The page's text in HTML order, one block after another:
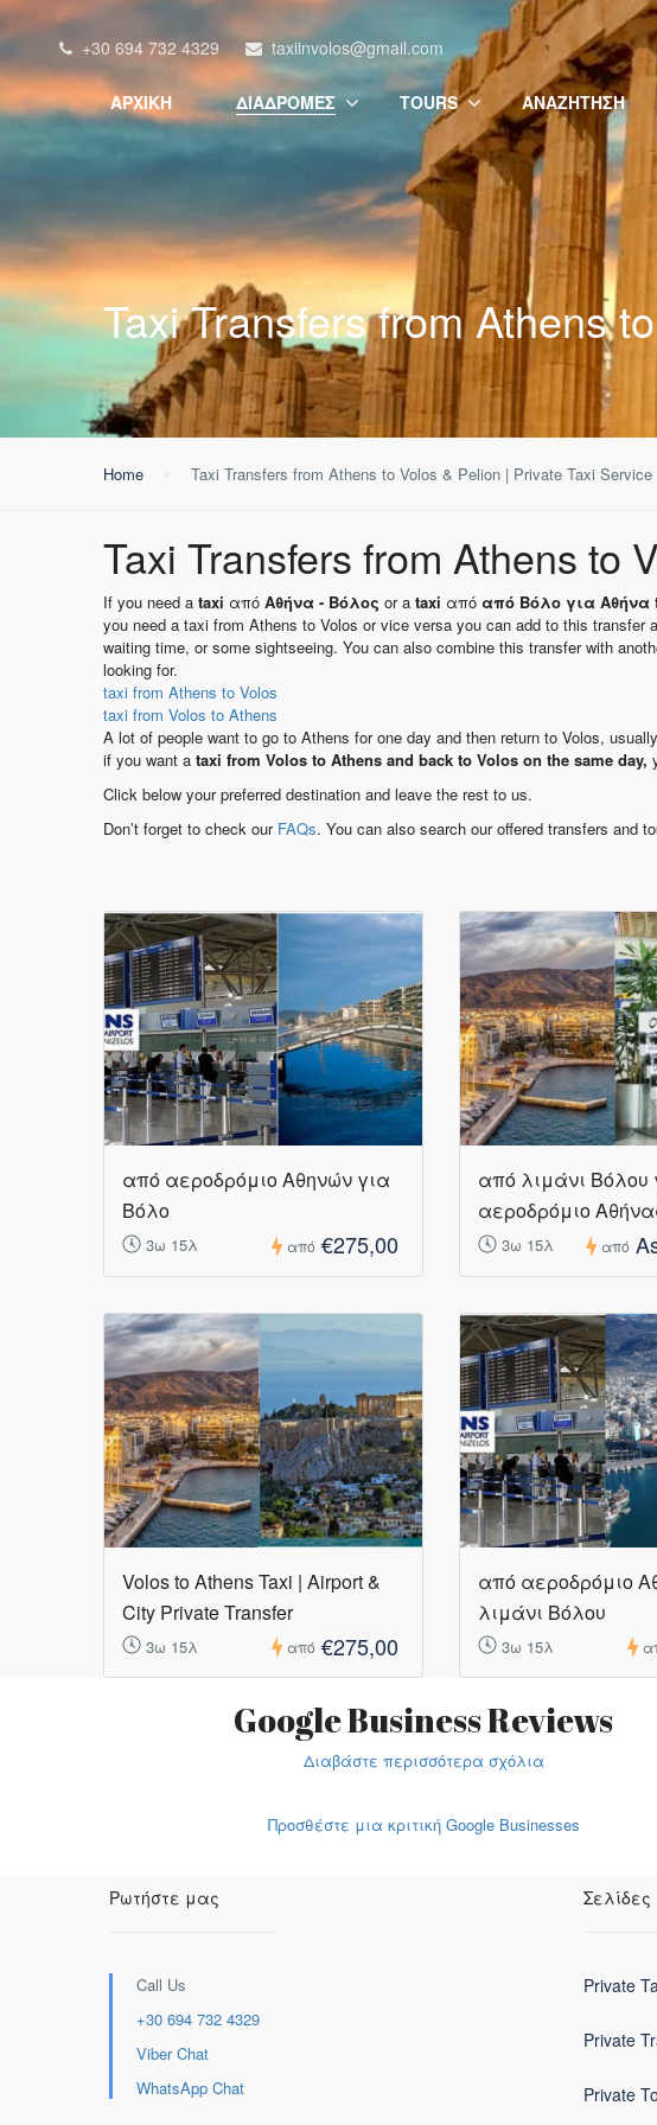
+30 694 732 4329 taxiinvolos@gmail.com
ΑΡΧΙΚΉ ΔΙΑΔΡΟΜΈΣ TOURS ΑΝΑΖΉΤΗΣΗ
Taxi Transfers from Athens
Home Taxi Transfers from Athens to Volos & Pelion | Private Taxi Service
Taxi Transfers from Athens to
If you need a taxi από Αθήνα - Βόλος or a taxi από από Βόλο για Αθήνα
you need a taxi from Athens to Volos or vice versa you can add to this
waiting time, or some sightseeing. You can also combine this transfer with
looking for.
taxi from Athens to Volos
taxi from Volos to Athens
A lot of people want to go to Athens for one day and then return to Volos,
if you want a taxi from Volos to Athens and back to Volos on the same day,
Click below your preferred destination and leave the rest to us.
Don’t forget to check our FAQs. You can also search our offered transfers and
από αεροδρόμιο Αθηνών για
Βόλο
3ω 15λ από €275,00
από λιμάνι Βόλου
αεροδρόμιο
3ω 15λ από
Volos to Athens Taxi | Airport &
City Private Transfer
3ω 15λ από €275,00
από αεροδρόμιο
λιμάνι Βόλου
3ω 15λ
Google Business Reviews
Διαβάστε περισσότερα σχόλια
Προσθέστε μια κριτική Google Businesses
Ρωτήστε μας
Call Us
+30 694 732 4329
Viber Chat
WhatsApp Chat
Σελίδες
Private
Private
Private